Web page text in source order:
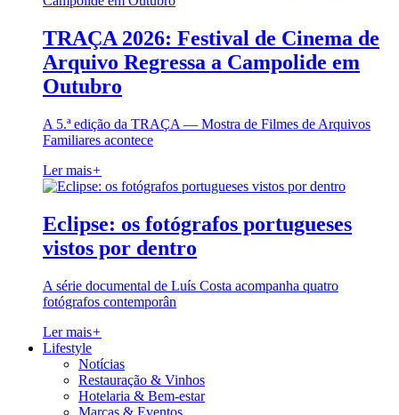
TRAÇA 2026: Festival de Cinema de
Arquivo Regressa a Campolide em
Outubro
A 5.ª edição da TRAÇA — Mostra de Filmes de Arquivos
Familiares acontece
Ler mais+
Eclipse: os fotógrafos portugueses
vistos por dentro
A série documental de Luís Costa acompanha quatro
fotógrafos contemporân
Ler mais+
Lifestyle
Notícias
Restauração & Vinhos
Hotelaria & Bem-estar
Marcas & Eventos